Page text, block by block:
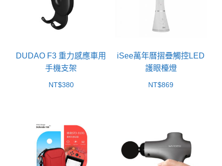
DUDAO F3 重力感應車用
手機支架
NT$380
iSee萬年曆摺疊觸控LED
護眼檯燈
NT$869